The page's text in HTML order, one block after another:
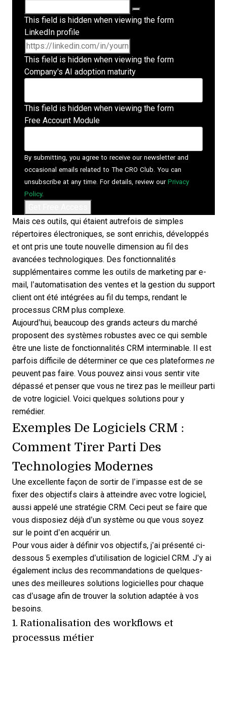
This field is hidden when viewing the form
LinkedIn profile
This field is hidden when viewing the form
Company's AI adoption maturity
This field is hidden when viewing the form
Free Account Module
By submitting, you agree to receive our newsletter and
occasional emails related to The CRO Club. You can
unsubscribe at any time. For details, review our Privacy
Policy.
Mais ces outils, qui étaient autrefois de simples
répertoires électroniques, se sont enrichis, développés
et ont pris une toute nouvelle dimension au fil des
avancées technologiques. Des fonctionnalités
supplémentaires comme les outils de marketing par e-
mail, l’automatisation des ventes et la gestion du support
client ont été intégrées au fil du temps, rendant le
processus CRM plus complexe.
Aujourd’hui, beaucoup des grands acteurs du marché
proposent des systèmes robustes avec ce qui semble
être une liste de fonctionnalités CRM interminable. Il est
parfois difficile de déterminer ce que ces plateformes ne
peuvent pas faire. Vous pouvez ainsi vous sentir vite
dépassé et penser que vous ne tirez pas le meilleur parti
de votre logiciel. Voici quelques solutions pour y
remédier.
Exemples De Logiciels CRM :
Comment Tirer Parti Des
Technologies Modernes
Une excellente façon de sortir de l’impasse est de se
fixer des objectifs clairs à atteindre avec votre logiciel,
aussi appelé une stratégie CRM. Ceci peut se faire que
vous disposiez déjà d’un système ou que vous soyez
sur le point d’en acquérir un.
Pour vous aider à définir vos objectifs, j’ai présenté ci-
dessous 5 exemples d’utilisation de logiciel CRM. J’y ai
également inclus des recommandations de quelques-
unes des meilleures solutions logicielles pour chaque
cas d’usage afin de trouver la solution adaptée à vos
besoins.
1. Rationalisation des workflows et
processus métier